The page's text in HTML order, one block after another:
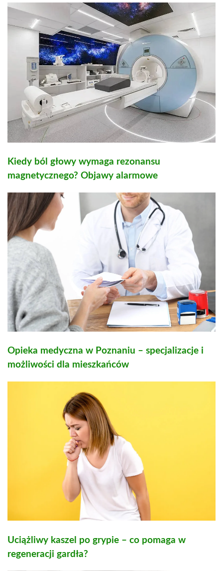
Kiedy ból głowy wymaga rezonansu
magnetycznego? Objawy alarmowe
Opieka medyczna w Poznaniu – specjalizacje i
możliwości dla mieszkańców
Uciążliwy kaszel po grypie – co pomaga w
regeneracji gardła?